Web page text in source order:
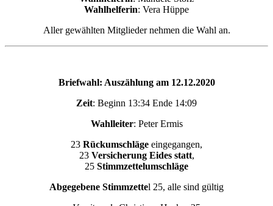
Wahlhelferin: Vera Hüppe
Aller gewählten Mitglieder nehmen die Wahl an.
Briefwahl: Auszählung am 12.12.2020
Zeit: Beginn 13:34 Ende 14:09
Wahlleiter: Peter Ermis
23 Rückumschläge eingegangen,
23 Versicherung Eides statt,
25 Stimmzettelumschläge
Abgegebene Stimmzettel 25, alle sind gültig